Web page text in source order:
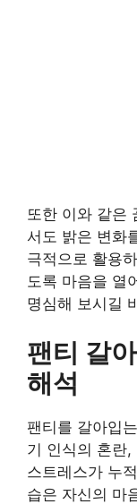
또한 이와 같은
서도 밝은 변화
극적으로 활용
도록 마음을 열
명심해 보시길
팬티 갈
해석
팬티를 갈아입
기 인식의 혼란,
스트레스가 누
습은 자신의 마